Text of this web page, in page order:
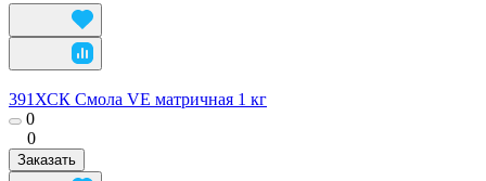
391ХСК Смола VE матричная 1 кг
0
0
Заказать